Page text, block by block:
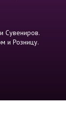
Сувениров.
и Розницу.